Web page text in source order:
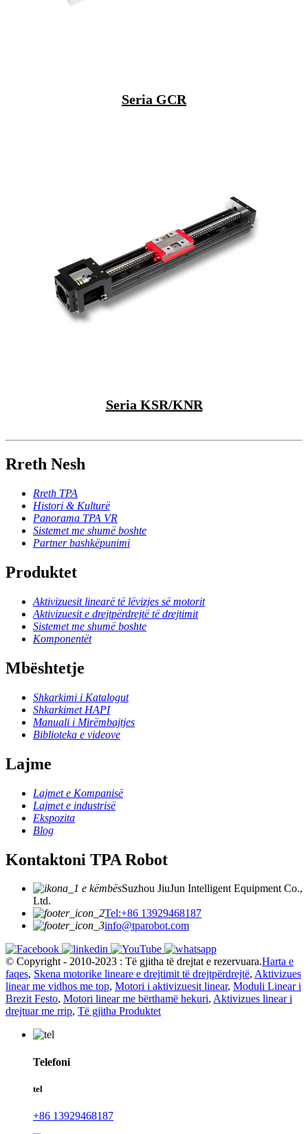
Seria GCR
Seria KSR/KNR
Rreth Nesh
Rreth TPA
Histori & Kulturë
Panorama TPA VR
Sistemet me shumë boshte
Partner bashkëpunimi
Produktet
Aktivizuesit linearë të lëvizjes së motorit
Aktivizuesit e drejtpërdrejtë të drejtimit
Sistemet me shumë boshte
Komponentët
Mbështetje
Shkarkimi i Katalogut
Shkarkimet HAPI
Manuali i Mirëmbajtjes
Biblioteka e videove
Lajme
Lajmet e Kompanisë
Lajmet e industrisë
Ekspozita
Blog
Kontaktoni TPA Robot
Suzhou JiuJun Intelligent Equipment Co.,
Ltd.
Tel:+86 13929468187
info@tparobot.com
© Copyright - 2010-2023 : Të gjitha të drejtat e rezervuara.Harta e
faqes, Skena motorike lineare e drejtimit të drejtpërdrejtë, Aktivizues
linear me vidhos me top, Motori i aktivizuesit linear, Moduli Linear i
Brezit Festo, Motori linear me bërthamë hekuri, Aktivizues linear i
drejtuar me rrip, Të gjitha Produktet
Telefoni
tel
+86 13929468187